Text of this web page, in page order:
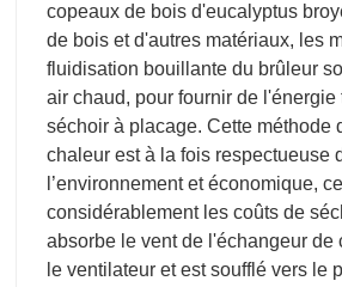
copeaux de bois d'eucalyptus
de bois et d'autres matériaux, les
fluidisation bouillante du brûleur
air chaud, pour fournir de l'énergie
séchoir à placage. Cette méthode
chaleur est à la fois respectueuse
l’environnement et économique,
considérablement les coûts de
absorbe le vent de l'échangeur de
le ventilateur et est soufflé vers le